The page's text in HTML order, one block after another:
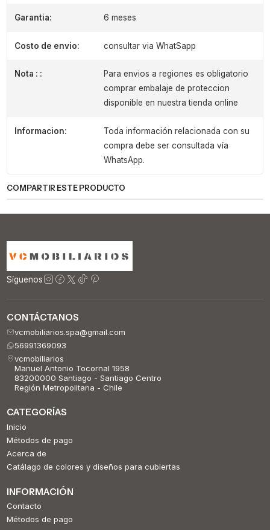
Garantia: 6 meses
Costo de envio: consultar via WhatSapp
Nota : :
Para envios a regiones es obligatorio
comprar embalaje de proteccion
disponible en nuestra tienda online
Informacion:
Toda información relacionada con su
compra debe ser consultada vía
WhatsApp.
COMPARTIR ESTE PRODUCTO
Síguenos
CONTÁCTANOS
vcmobiliarios.spa@gmail.com
56991369093
vcmobiliarios
Manuel Antonio Tocornal 1958
83200000 Santiago - Santiago Centro
Región Metropolitana - Chile
CATEGORÍAS
Inicio
Métodos de pago
Acerca de
Catálago de colores y diseños para cubiertas
INFORMACIÓN
Contacto
Métodos de pago